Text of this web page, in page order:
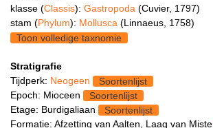
klasse (Classis): Gastropoda (Cuvier, 1797)
stam (Phylum): Mollusca (Linnaeus, 1758)
Toon volledige taxnomie
Stratigrafie
Tijdperk: Neogeen
Soortenlijst
Epoch: Mioceen
Soortenlijst
Etage: Burdigaliaan
Soortenlijst
Formatie: Afzetting van Aalten, Laag van Miste